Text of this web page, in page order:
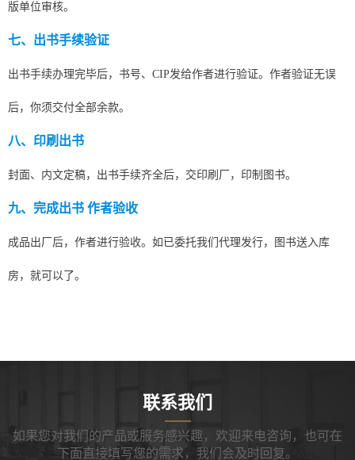
版单位审核。
七、出书手续验证
出书手续办理完毕后，书号、CIP发给作者进行验证。作者验证无误
后，你须交付全部余款。
八、印刷出书
封面、内文定稿，出书手续齐全后，交印刷厂，印制图书。
九、完成出书 作者验收
成品出厂后，作者进行验收。如已委托我们代理发行，图书送入库
房，就可以了。
联系我们
如果您对我们的产品或服务感兴趣，欢迎来电咨询，也可在
下面直接填写您的需求，我们会及时回复。